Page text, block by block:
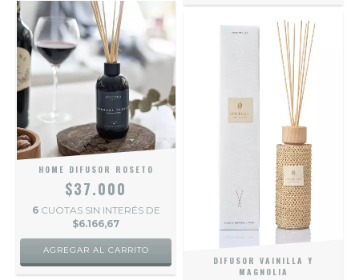
HOME DIFUSOR ROSETO
$37.000
6 CUOTAS SIN INTERÉS DE
$6.166,67
AGREGAR AL CARRITO
DIFUSOR VAINILLA Y
MAGNOLIA